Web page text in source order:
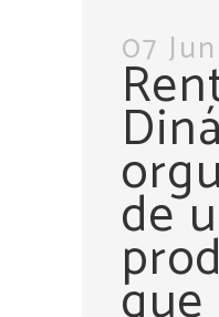
07 Jun
de